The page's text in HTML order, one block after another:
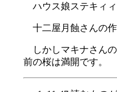
ハウス娘ステキィ
十二屋月蝕さんの
しかしマキナさん
前の桜は満開です。